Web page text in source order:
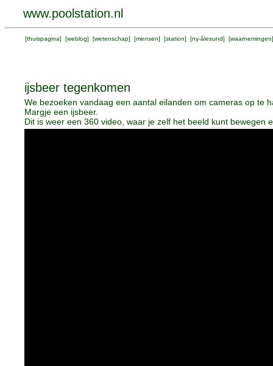
www.poolstation.nl
[thuispagina] [weblog] [wetenschap] [mensen] [station] [ny-ålesund] [waarnemingen
ijsbeer tegenkomen
We bezoeken vandaag een aantal eilanden om cameras op te
Margje een ijsbeer.
Dit is weer een 360 video, waar je zelf het beeld kunt bewegen